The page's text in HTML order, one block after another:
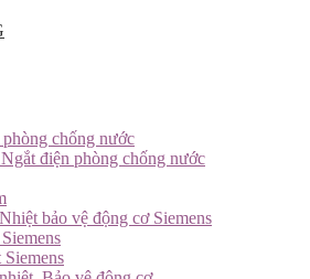
chống nước
điện phòng chống nước
bảo vệ động cơ Siemens